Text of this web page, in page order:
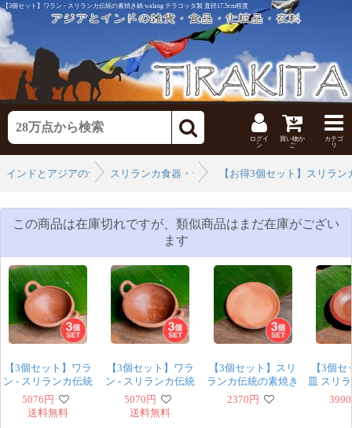
【3個セット】ワラン - スリランカ伝統の素焼き鍋 walang テラコッタ製 直径17.5cm程度
ログイ
ン
買い物か
ご
カテゴ
リ
インドとアジアの食器・うつわスリランカ食器・テラコッタ【お得3個セット】スリラ
この商品は在庫切れですが、類似商品はまだ在庫がござい
ます
【3個セット】ワラ
ン - スリランカ伝統
の素焼き鍋 取っ手付
き walang テラコッ
タ製 直径：18cm程
5076 円
送料無料
【3個セット】ワラ
ン - スリランカ伝統
の素焼き鍋 取っ手付
き walang テラコッ
タ製 直径：20.5cm
5070 円
送料無料
【3個セット】スリ
ランカ伝統の素焼き
小皿 テラコッタ製
直径：16cm程度
2370 円
【3個
皿 スリ
素焼き
レート
直径：
3990